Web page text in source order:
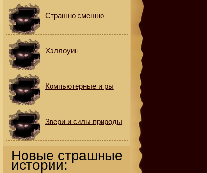
Страшно смешно
Хэллоуин
Компьютерные игры
Звери и силы природы
Новые страшные
истории: